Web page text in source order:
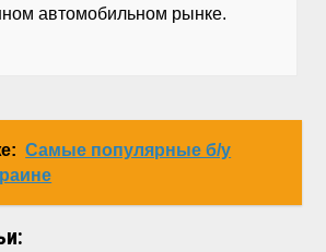
автомобильном рынке.
Самые популярные б/у